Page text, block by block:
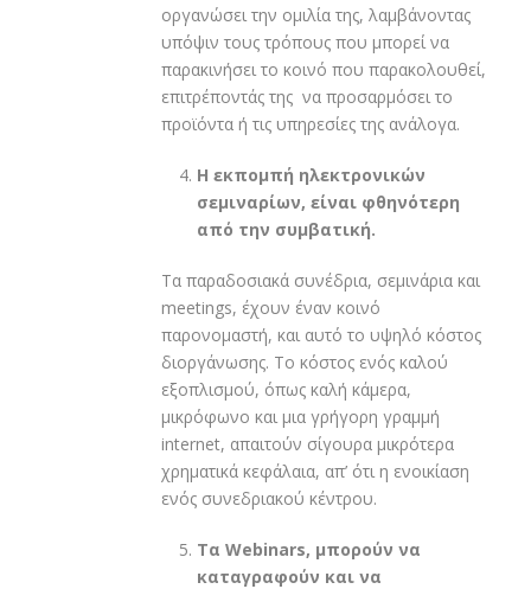
οργανώσει την ομιλία της, λαμβάνοντας
υπόψιν τους τρόπους που μπορεί να
παρακινήσει το κοινό που παρακολουθεί,
επιτρέποντάς της να προσαρμόσει το
προϊόντα ή τις υπηρεσίες της ανάλογα.
Η εκπομπή ηλεκτρονικών
σεμιναρίων, είναι φθηνότερη
από την συμβατική.
Τα παραδοσιακά συνέδρια, σεμινάρια και
meetings, έχουν έναν κοινό
παρονομαστή, και αυτό το υψηλό κόστος
διοργάνωσης. Το κόστος ενός καλού
εξοπλισμού, όπως καλή κάμερα,
μικρόφωνο και μια γρήγορη γραμμή
internet, απαιτούν σίγουρα μικρότερα
χρηματικά κεφάλαια, απ’ ότι η ενοικίαση
ενός συνεδριακού κέντρου.
Τα Webinars, μπορούν να
καταγραφούν και να